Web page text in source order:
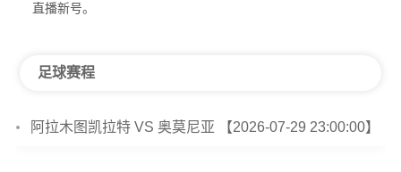
直播新号。
足球赛程
阿拉木图凯拉特 VS 奥莫尼亚 【2026-07-29 23:00:00】